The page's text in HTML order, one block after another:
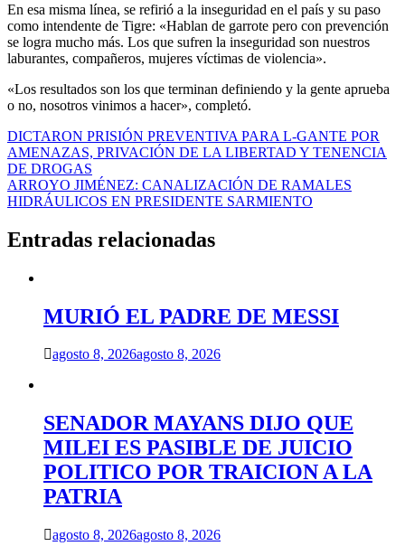
En esa misma línea, se refirió a la inseguridad en el país y su paso
como intendente de Tigre: «Hablan de garrote pero con prevención
se logra mucho más. Los que sufren la inseguridad son nuestros
laburantes, compañeros, mujeres víctimas de violencia».
«Los resultados son los que terminan definiendo y la gente aprueba
o no, nosotros vinimos a hacer», completó.
Navegación
de
entradas
DICTARON PRISIÓN PREVENTIVA PARA L-GANTE POR
AMENAZAS, PRIVACIÓN DE LA LIBERTAD Y TENENCIA
DE DROGAS
ARROYO JIMÉNEZ: CANALIZACIÓN DE RAMALES
HIDRÁULICOS EN PRESIDENTE SARMIENTO
Entradas relacionadas
MURIÓ EL PADRE DE MESSI
agosto 8, 2026agosto 8, 2026
SENADOR MAYANS DIJO QUE
MILEI ES PASIBLE DE JUICIO
POLITICO POR TRAICION A LA
PATRIA
agosto 8, 2026agosto 8, 2026